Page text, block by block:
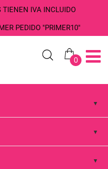
TIENEN IVA INCLUIDO
PEDIDO "PRIMER10"
0